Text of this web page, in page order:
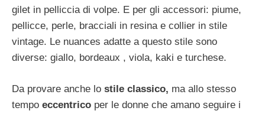
gilet in pelliccia di volpe. E per gli accessori: piume,
pellicce, perle, bracciali in resina e collier in stile
vintage. Le nuances adatte a questo stile sono
diverse: giallo, bordeaux , viola, kaki e turchese.
Da provare anche lo stile classico, ma allo stesso
tempo eccentrico per le donne che amano seguire i